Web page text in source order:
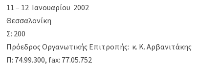
11 – 12 Ιανουαρίου 2002
Θεσσαλονίκη
Σ: 200
Πρόεδρος Οργανωτικής Επιτροπής: κ. Κ. Αρβανιτάκης
Π: 74.99.300, fax: 77.05.752